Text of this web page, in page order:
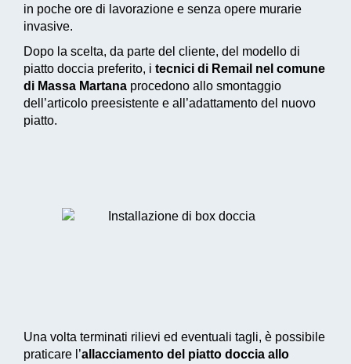
in poche ore di lavorazione e senza opere murarie
invasive.
Dopo la scelta, da parte del cliente, del modello di
piatto doccia preferito, i tecnici di Remail nel comune
di Massa Martana procedono allo smontaggio
dell’articolo preesistente e all’adattamento del nuovo
piatto.
Una volta terminati rilievi ed eventuali tagli, è possibile
praticare l’allacciamento del piatto doccia allo